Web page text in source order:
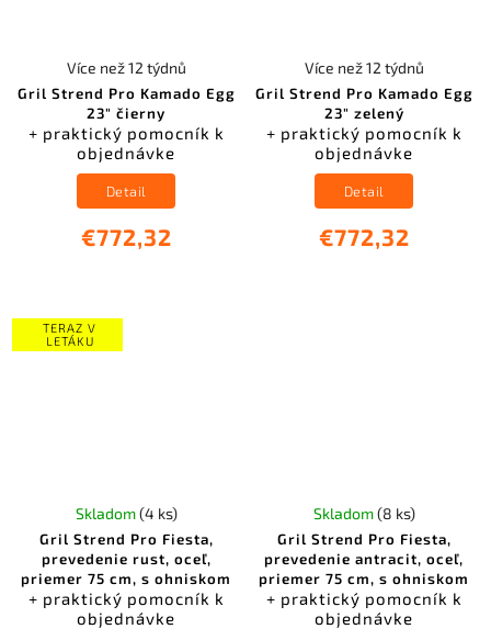
Gril Strend Pro Kamado Egg
23" čierny
+ praktický pomocník k
objednávke
Více než 12 týdnů
€772,32
Detail
Gril Strend Pro Kamado Egg
23" zelený
+ praktický pomocník k
objednávke
Více než 12 týdnů
€772,32
Detail
TERAZ V
LETÁKU
Gril Strend Pro Fiesta,
prevedenie rust, oceľ,
priemer 75 cm, s ohniskom
+ praktický pomocník k
objednávke
Skladom(4 ks)
Gril Strend Pro Fiesta,
prevedenie antracit, oceľ,
priemer 75 cm, s ohniskom
+ praktický pomocník k
objednávke
Skladom(8 ks)